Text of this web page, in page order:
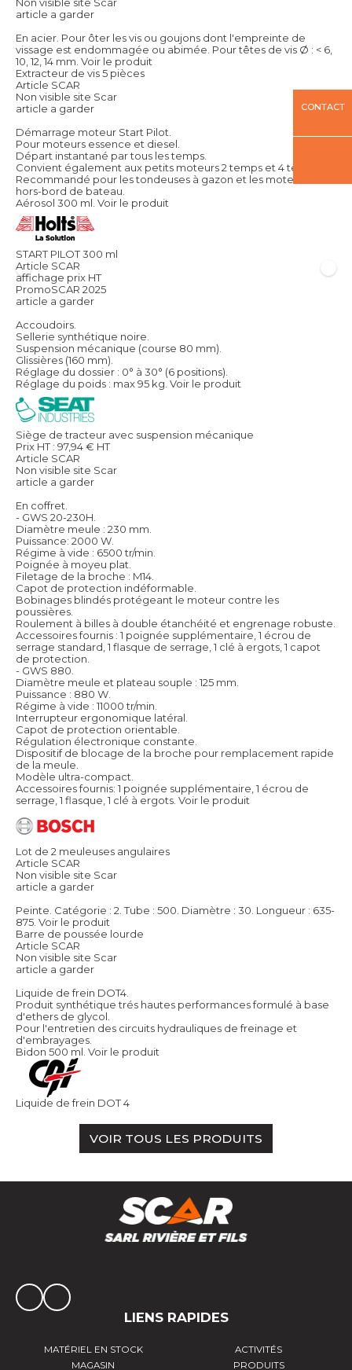
article a garder
En acier. Pour ôter les vis ou goujons dont l'empreinte de
vissage est endommagée ou abimée. Pour têtes de vis Ø : < 6,
10, 12, 14 mm. Voir le produit
Extracteur de vis 5 pièces
Article SCAR
Non visible site Scar
article a garder
Démarrage moteur Start Pilot.
Pour moteurs essence et diesel.
Départ instantané par tous les temps.
Convient également aux petits moteurs 2 temps et 4 temps.
Recommandé pour les tondeuses à gazon et les moteurs
hors-bord de bateau.
Aérosol 300 ml. Voir le produit
START PILOT 300 ml
Article SCAR
affichage prix HT
PromoSCAR 2025
article a garder
Accoudoirs.
Sellerie synthétique noire.
Suspension mécanique (course 80 mm).
Glissières (160 mm).
Réglage du dossier : 0° à 30° (6 positions).
Réglage du poids : max 95 kg. Voir le produit
Siège de tracteur avec suspension mécanique
Prix HT : 97,94€ HT
Article SCAR
Non visible site Scar
article a garder
En coffret.
- GWS 20-230H.
Diamètre meule : 230 mm.
Puissance: 2000 W.
Régime à vide : 6500 tr/min.
Poignée à moyeu plat.
Filetage de la broche : M14.
Capot de protection indéformable.
Bobinages blindés protégeant le moteur contre les
poussières.
Roulement à billes à double étanchéité et engrenage robuste.
Accessoires fournis : 1 poignée supplémentaire, 1 écrou de
serrage standard, 1 flasque de serrage, 1 clé à ergots, 1 capot
de protection.
- GWS 880.
Diamètre meule et plateau souple : 125 mm.
Puissance : 880 W.
Régime à vide : 11000 tr/min.
Interrupteur ergonomique latéral.
Capot de protection orientable.
Régulation électronique constante.
Dispositif de blocage de la broche pour remplacement rapide
de la meule.
Modèle ultra-compact.
Accessoires fournis: 1 poignée supplémentaire, 1 écrou de
serrage, 1 flasque, 1 clé à ergots. Voir le produit
Lot de 2 meuleuses angulaires
Article SCAR
Non visible site Scar
article a garder
Peinte. Catégorie : 2. Tube : 500. Diamètre : 30. Longueur : 635-
875. Voir le produit
Barre de poussée lourde
Article SCAR
Non visible site Scar
article a garder
Liquide de frein DOT4.
Produit synthétique trés hautes performances formulé à base
d'ethers de glycol.
Pour l'entretien des circuits hydrauliques de freinage et
d'embrayages.
Bidon 500 ml. Voir le produit
Liquide de frein DOT 4
VOIR TOUS LES PRODUITS
CONTACT
LIENS RAPIDES
MATÉRIEL EN STOCK
ACTIVITÉS
MAGASIN
PRODUITS